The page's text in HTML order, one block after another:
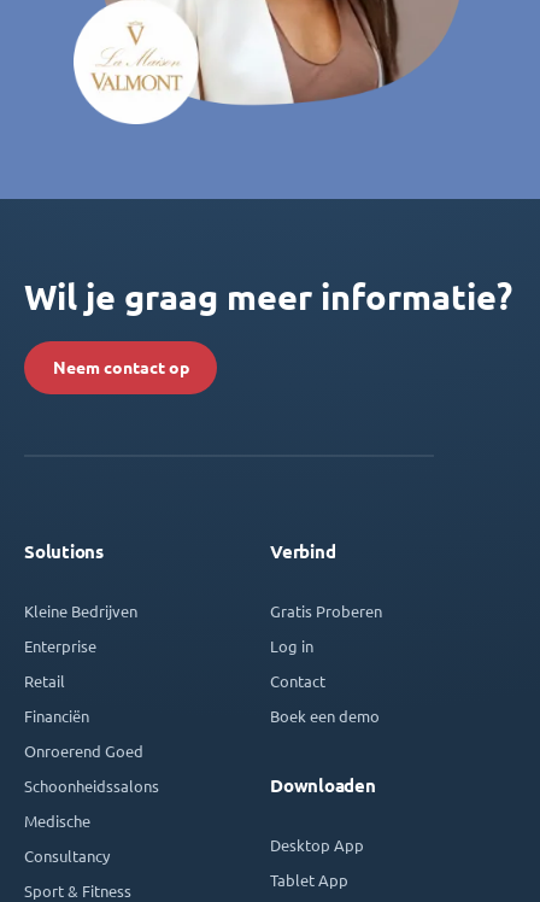
Wil je graag meer informatie?
Neem contact op
Solutions
Kleine Bedrijven
Enterprise
Retail
Financiën
Onroerend Goed
Schoonheidssalons
Medische
Consultancy
Sport & Fitness
Verbind
Gratis Proberen
Log in
Contact
Boek een demo
Downloaden
Desktop App
Tablet App